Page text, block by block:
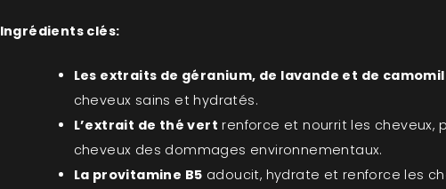
Ingrédients clés:
Les extraits de géranium, de lavande et de
cheveux sains et hydratés.
L’extrait de thé vert renforce et nourrit les
cheveux des dommages environnementaux.
La provitamine B5 adoucit, hydrate et renforce les